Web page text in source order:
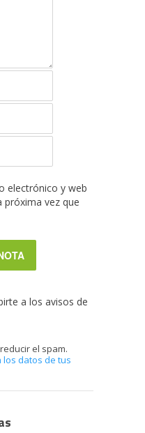
electrónico y web
próxima vez que
a los avisos de
el spam.
los datos de tus